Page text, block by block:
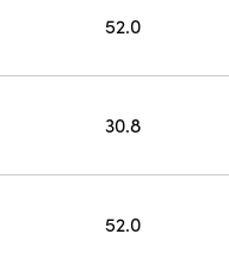
52.0
30.8
52.0